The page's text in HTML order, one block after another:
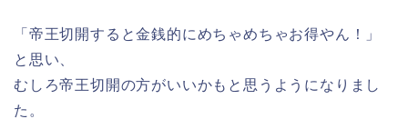
「帝王切開すると金銭的にめちゃめちゃお得やん！」
と思い、
むしろ帝王切開の方がいいかもと思うようになりまし
た。